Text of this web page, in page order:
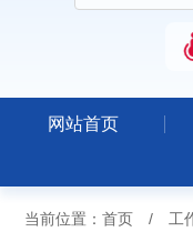
网站首页
当前位置： 首页 / 工